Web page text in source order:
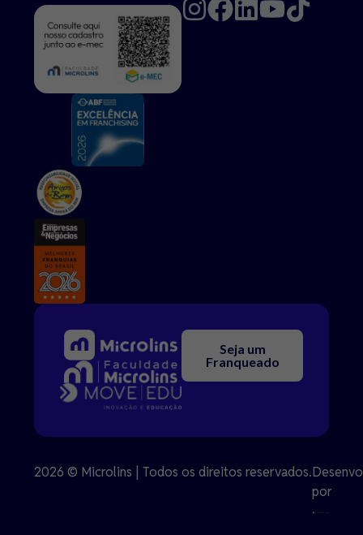
Seja um
Franqueado
2026 © Microlins | Todos os direitos reservados.
por